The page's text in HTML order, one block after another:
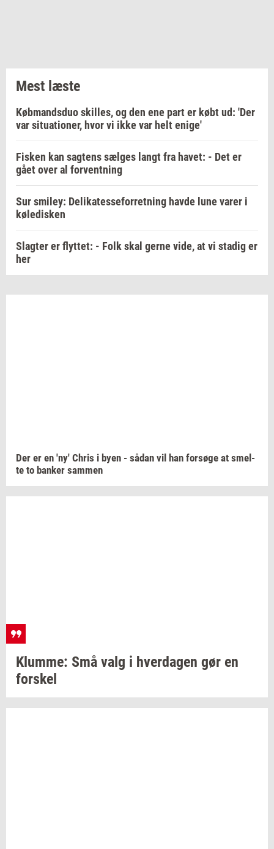
Mest læste
Købmandsduo skilles, og den ene part er købt ud: 'Der
var situationer, hvor vi ikke var helt enige'
Fisken kan sagtens sælges langt fra havet: - Det er
gået over al forventning
Sur smiley: Delikatesseforretning havde lune varer i
køledisken
Slagter er flyttet: - Folk skal gerne vide, at vi stadig er
her
Der er en 'ny' Chris i byen - sådan vil han for­sø­ge at smel­
te to ban­ker sam­men
Klum­me: Små valg i hver­da­gen gør en
for­skel